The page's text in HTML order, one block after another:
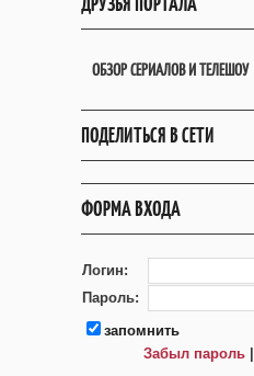
ОБЗОР СЕРИАЛОВ И ТЕЛЕШОУ
ПОДЕЛИТЬСЯ В СЕТИ
ФОРМА ВХОДА
Логин:
Пароль:
запомнить
Забыл пароль |